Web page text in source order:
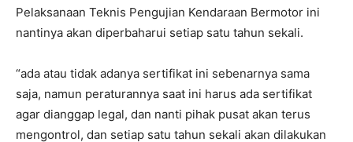
Pelaksanaan Teknis Pengujian Kendaraan Bermotor ini
nantinya akan diperbaharui setiap satu tahun sekali.
“ada atau tidak adanya sertifikat ini sebenarnya sama
saja, namun peraturannya saat ini harus ada sertifikat
agar dianggap legal, dan nanti pihak pusat akan terus
mengontrol, dan setiap satu tahun sekali akan dilakukan